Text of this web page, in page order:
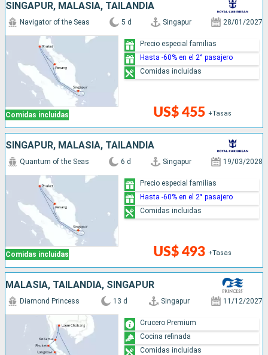
SINGAPUR, MALASIA, TAILANDIA
Comidas incluidas
Navigator of the Seas 5 d Singapur 28/01/2027
US$ 455 +Tasas
Precio especial familias
Hasta -60% en el 2° pasajero
Comidas incluidas
SINGAPUR, MALASIA, TAILANDIA
Comidas incluidas
Quantum of the Seas 6 d Singapur 19/03/2028
US$ 493 +Tasas
Precio especial familias
Hasta -60% en el 2° pasajero
Comidas incluidas
MALASIA, TAILANDIA, SINGAPUR
Diamond Princess 13 d Singapur 11/12/2027
Crucero Premium
Cocina refinada
Comidas incluidas